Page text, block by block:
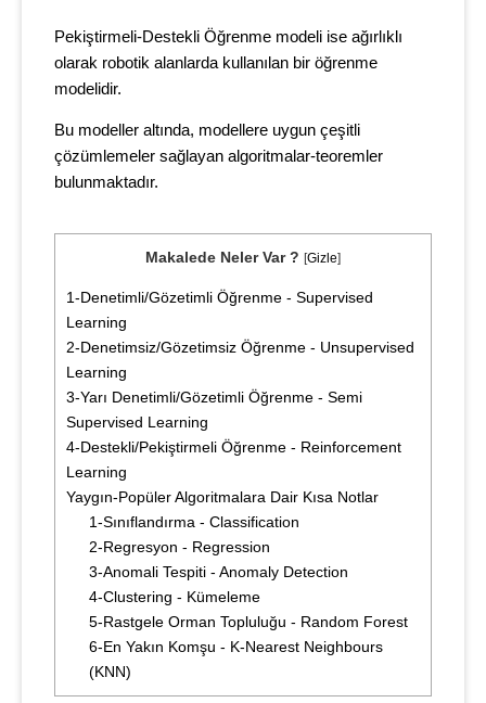
Pekiştirmeli-Destekli Öğrenme modeli ise ağırlıklı
olarak robotik alanlarda kullanılan bir öğrenme
modelidir.
Bu modeller altında, modellere uygun çeşitli
çözümlemeler sağlayan algoritmalar-teoremler
bulunmaktadır.
Makalede Neler Var ? [Gizle]
1-Denetimli/Gözetimli Öğrenme - Supervised
Learning
2-Denetimsiz/Gözetimsiz Öğrenme - Unsupervised
Learning
3-Yarı Denetimli/Gözetimli Öğrenme - Semi
Supervised Learning
4-Destekli/Pekiştirmeli Öğrenme - Reinforcement
Learning
Yaygın-Popüler Algoritmalara Dair Kısa Notlar
1-Sınıflandırma - Classification
2-Regresyon - Regression
3-Anomali Tespiti - Anomaly Detection
4-Clustering - Kümeleme
5-Rastgele Orman Topluluğu - Random Forest
6-En Yakın Komşu - K-Nearest Neighbours
(KNN)